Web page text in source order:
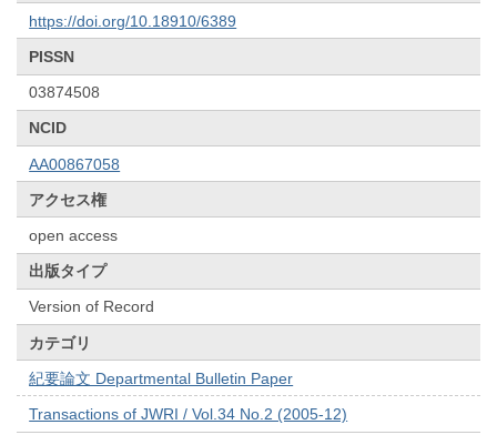
https://doi.org/10.18910/6389
PISSN
03874508
NCID
AA00867058
アクセス権
open access
出版タイプ
Version of Record
カテゴリ
紀要論文 Departmental Bulletin Paper
Transactions of JWRI / Vol.34 No.2 (2005-12)